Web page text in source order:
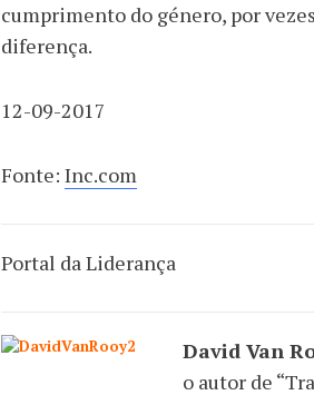
cumprimento do género, por
diferença.
12-09-2017
Fonte: Inc.com
Portal da Liderança
David Van
o autor de “